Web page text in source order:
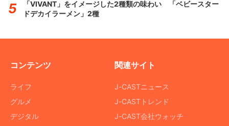
「VIVANT」をイメージした2種類の味わい 「ベビースター
ドデカイラーメン」2種
コンテンツ
ライフ
グルメ
デジタル
関連サイト
J-CASTニュース
J-CASTトレンド
J-CAST会社ウォッチ